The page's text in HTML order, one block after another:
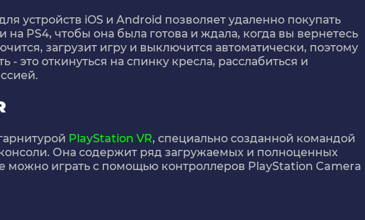
устройств iOS и Android позволяет удаленно покупать
на PS4, чтобы она была готова и ждала, когда вы вернетесь
загрузит игру и выключится автоматически, поэтому
- это откинуться на спинку кресла, расслабиться и
PlayStation VR, специально созданной командой
Она содержит ряд загружаемых и полноценных
можно играть с помощью контроллеров PlayStation Camera